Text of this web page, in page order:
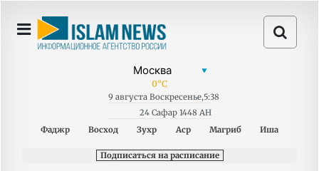
0°C
9 августа Воскресенье,5:38
24 Сафар 1448 AH
Фаджр
Восход Зухр Аср Магриб Иша
Подписаться на расписание